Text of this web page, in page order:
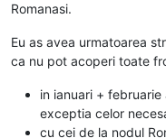
Romanasi.
Eu as avea urmatoarea
ca nu pot acoperi toate
in ianuari +
exceptia celor
cu cei de la nodul